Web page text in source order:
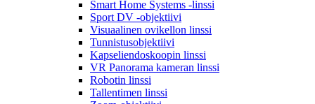
Smart Home Systems -linssi
Sport DV -objektiivi
Visuaalinen ovikellon linssi
Tunnistusobjektiivi
Kapseliendoskoopin linssi
VR Panorama kameran linssi
Robotin linssi
Tallentimen linssi